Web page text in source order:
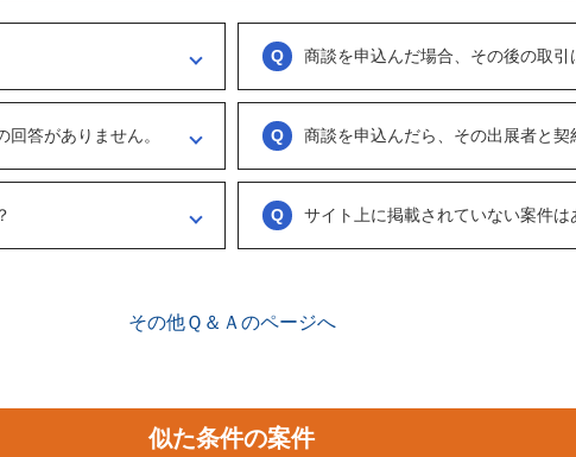
。
なくまずは、どのような事業
答がありません。
展者には返事をするように催
っても返信がない場合は「事
商談を申込んだ場合、その後の取
実際に出展者（仲介案件の場合、仲介担当者）
ます。
具体的に購入を考えた場合は、一度、出展者と
商談を申込んだら、その出展者と
ございません。まずは、商談でどのような事業
め、気軽に商談申し込みを行ってください。
サイト上に掲載されていない案件は
その他Ｑ＆Ａのページへ
似た条件の案件